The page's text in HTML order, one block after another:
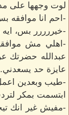
لوت وجهها على
-احم انا
-خيررررر بس،
-اهلي مش
عبدالله حضرتك
عايزة حد
-طيب وبعدين
ابتسمت بمكر
-مفيش غير انك